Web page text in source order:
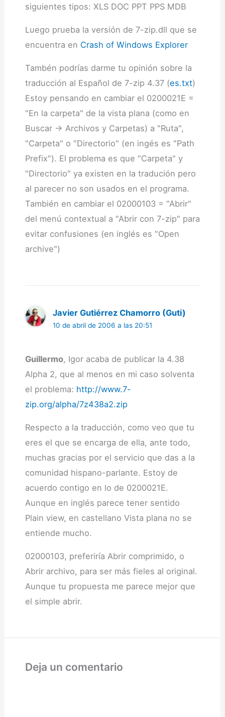
siguientes tipos: XLS DOC PPT PPS MDB
Luego prueba la versión de 7-zip.dll que se
encuentra en Crash of Windows Explorer
Tambén podrías darme tu opinión sobre la
traducción al Español de 7-zip 4.37 (es.txt)
Estoy pensando en cambiar el 0200021E =
"En la carpeta" de la vista plana (como en
Buscar -> Archivos y Carpetas) a "Ruta",
"Carpeta" o "Directorio" (en ingés es "Path
Prefix"). El problema es que "Carpeta" y
"Directorio" ya existen en la tradución pero
al parecer no son usados en el programa.
También en cambiar el 02000103 = "Abrir"
del menú contextual a "Abrir con 7-zip" para
evitar confusiones (en inglés es "Open
archive")
Javier Gutiérrez Chamorro (Guti)
10 de abril de 2006 a las 20:51
Guillermo, Igor acaba de publicar la 4.38
Alpha 2, que al menos en mi caso solventa
el problema: http://www.7-
zip.org/alpha/7z438a2.zip
Respecto a la traducción, como veo que tu
eres el que se encarga de ella, ante todo,
muchas gracias por el servicio que das a la
comunidad hispano-parlante. Estoy de
acuerdo contigo en lo de 0200021E.
Aunque en inglés parece tener sentido
Plain view, en castellano Vista plana no se
entiende mucho.
02000103, preferiría Abrir comprimido, o
Abrir archivo, para ser más fieles al original.
Aunque tu propuesta me parece mejor que
el simple abrir.
Deja un comentario